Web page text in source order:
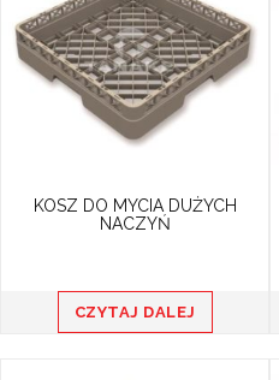
KOSZ DO MYCIA DUŻYCH
NACZYŃ
CZYTAJ DALEJ